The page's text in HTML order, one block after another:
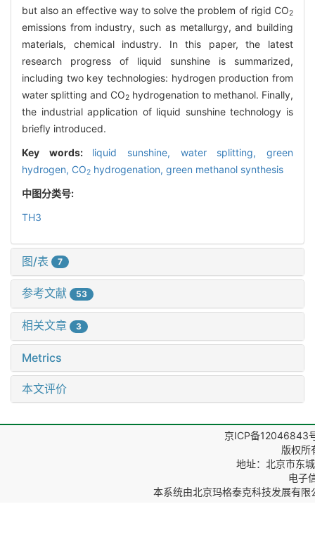
but also an effective way to solve the problem of rigid CO2
emissions from industry, such as metallurgy, and building
materials, chemical industry. In this paper, the latest
research progress of liquid sunshine is summarized,
including two key technologies: hydrogen production from
water splitting and CO2 hydrogenation to methanol. Finally,
the industrial application of liquid sunshine technology is
briefly introduced.
Key words: liquid sunshine, water splitting,green
hydrogen, CO2 hydrogenation, green methanol synthesis
中图分类号:
TH3
图/表 7
参考文献 53
相关文章 3
Metrics
本文评价
京ICP备12046843
版权所
地址：北京市东
电子
本系统由北京玛格泰克科技发展有限